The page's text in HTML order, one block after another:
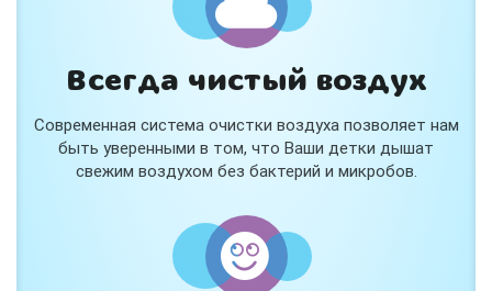
Всегда чистый воздух
Современная система очистки воздуха позволяет нам
быть уверенными в том, что Ваши детки дышат
свежим воздухом без бактерий и микробов.